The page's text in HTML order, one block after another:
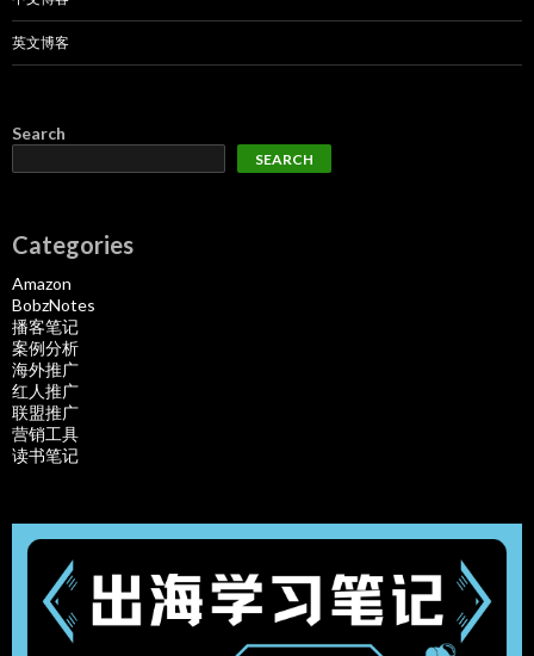
英文博客
Search
SEARCH
Categories
Amazon
BobzNotes
播客笔记
案例分析
海外推广
红人推广
联盟推广
营销工具
读书笔记